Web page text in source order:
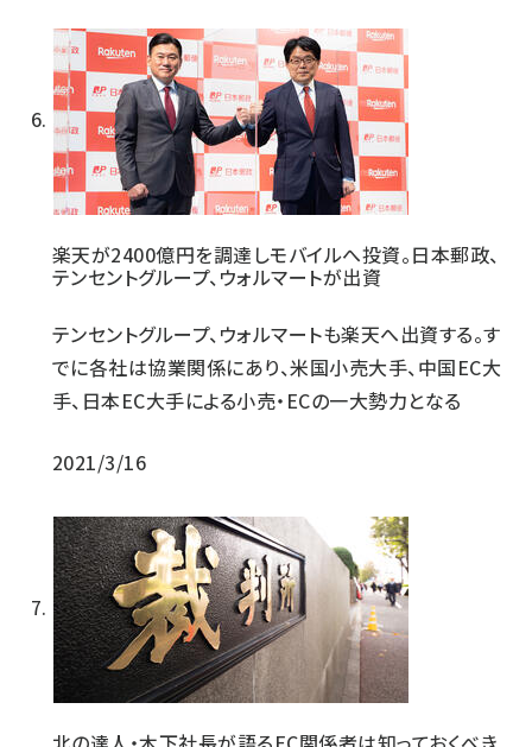
楽天が2400億円を調達しモバイルへ投資。日本郵政、
テンセントグループ、ウォルマートが出資
テンセントグループ、ウォルマートも楽天へ出資する。す
でに各社は協業関係にあり、米国小売大手、中国EC大
手、日本EC大手による小売・ECの一大勢力となる
2021/3/16